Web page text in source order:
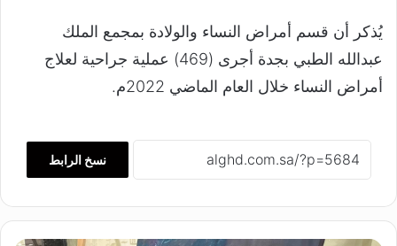
يُذكر أن قسم أمراض النساء والولادة بمجمع الملك
عبدالله الطبي بجدة أجرى (469) عملية جراحية لعلاج
أمراض النساء خلال العام الماضي 2022م.
نسخ الرابط